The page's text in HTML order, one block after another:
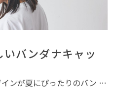
バンダナキャッ
ンが夏にぴったりのバン …